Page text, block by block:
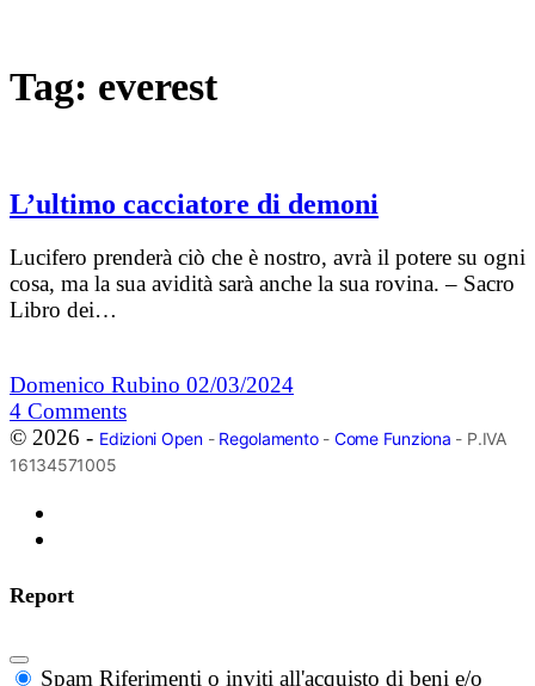
Tag: everest
L’ultimo cacciatore di demoni
Lucifero prenderà ciò che è nostro, avrà il potere su ogni
cosa, ma la sua avidità sarà anche la sua rovina. – Sacro
Libro dei…
Domenico Rubino 02/03/2024
4 Comments
© 2026 - Edizioni Open- Regolamento- Come Funziona - P.IVA
16134571005
Report
Spam Riferimenti o inviti all'acquisto di beni e/o